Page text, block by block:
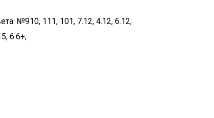
№910, 111, 101, 7.12, 4.12, 6.12;
6.6+;